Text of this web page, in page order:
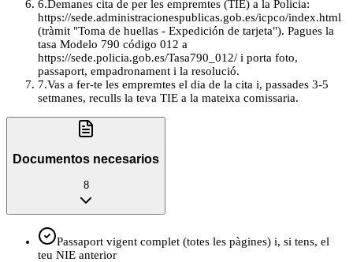
6.Demanes cita de per les empremtes (TIE) a la Policia:
https://sede.administracionespublicas.gob.es/icpco/index.html
(tràmit "Toma de huellas - Expedición de tarjeta"). Pagues la
tasa Modelo 790 código 012 a
https://sede.policia.gob.es/Tasa790_012/ i porta foto,
passaport, empadronament i la resolució.
7.Vas a fer-te les empremtes el dia de la cita i, passades 3-5
setmanes, reculls la teva TIE a la mateixa comissaria.
Documentos necesarios
8
Passaport vigent complet (totes les pàgines) i, si tens, el
teu NIE anterior